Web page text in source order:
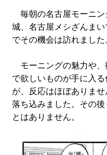
毎朝の名古屋モーニン
城、名古屋メシざんま
でその機会は訪れました
モーニングの魅力や、
で欲しいものが手に入
が、反応はほぼありま
落ち込みました。その
とはありません。